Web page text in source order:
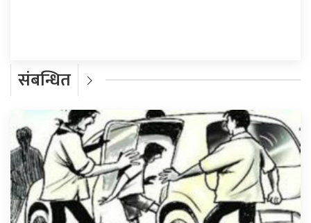
संबन्धित